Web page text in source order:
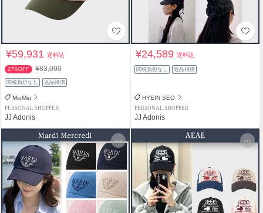
¥59,931送料込
27%OFF ¥83,000
関税負担なし 返品補償
MiuMiu
PERSONAL SHOPPER
JJ Adonis
¥24,589送料込
関税負担なし 返品補償
HYEIN SEO
PERSONAL SHOPPER
JJ Adonis